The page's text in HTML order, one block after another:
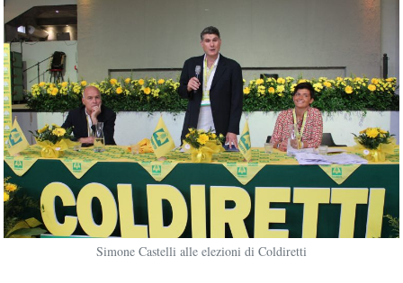
Simone Castelli alle elezioni di Coldiretti